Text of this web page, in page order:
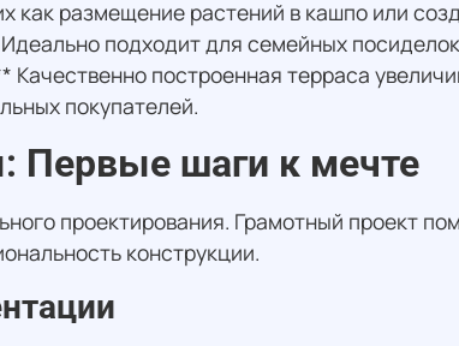
как размещение растений в кашпо или
подходит для семейных
построенная терраса
покупателей.
Первые шаги к мечте
проектирования. Грамотный проект
конструкции.